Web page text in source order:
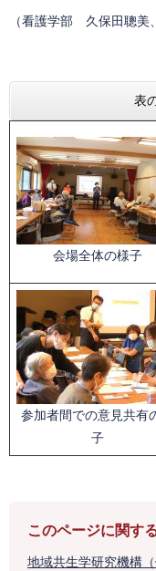
（看護学部 久保田聰美
表
会場全体の様子
参加者間での意見共有
子
このページに関す
地域共生学研究機構